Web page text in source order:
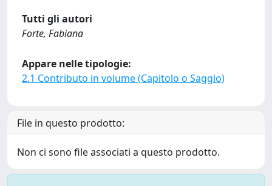
Tutti gli autori
Forte, Fabiana
Appare nelle tipologie:
2.1 Contributo in volume (Capitolo o Saggio)
File in questo prodotto:
Non ci sono file associati a questo prodotto.